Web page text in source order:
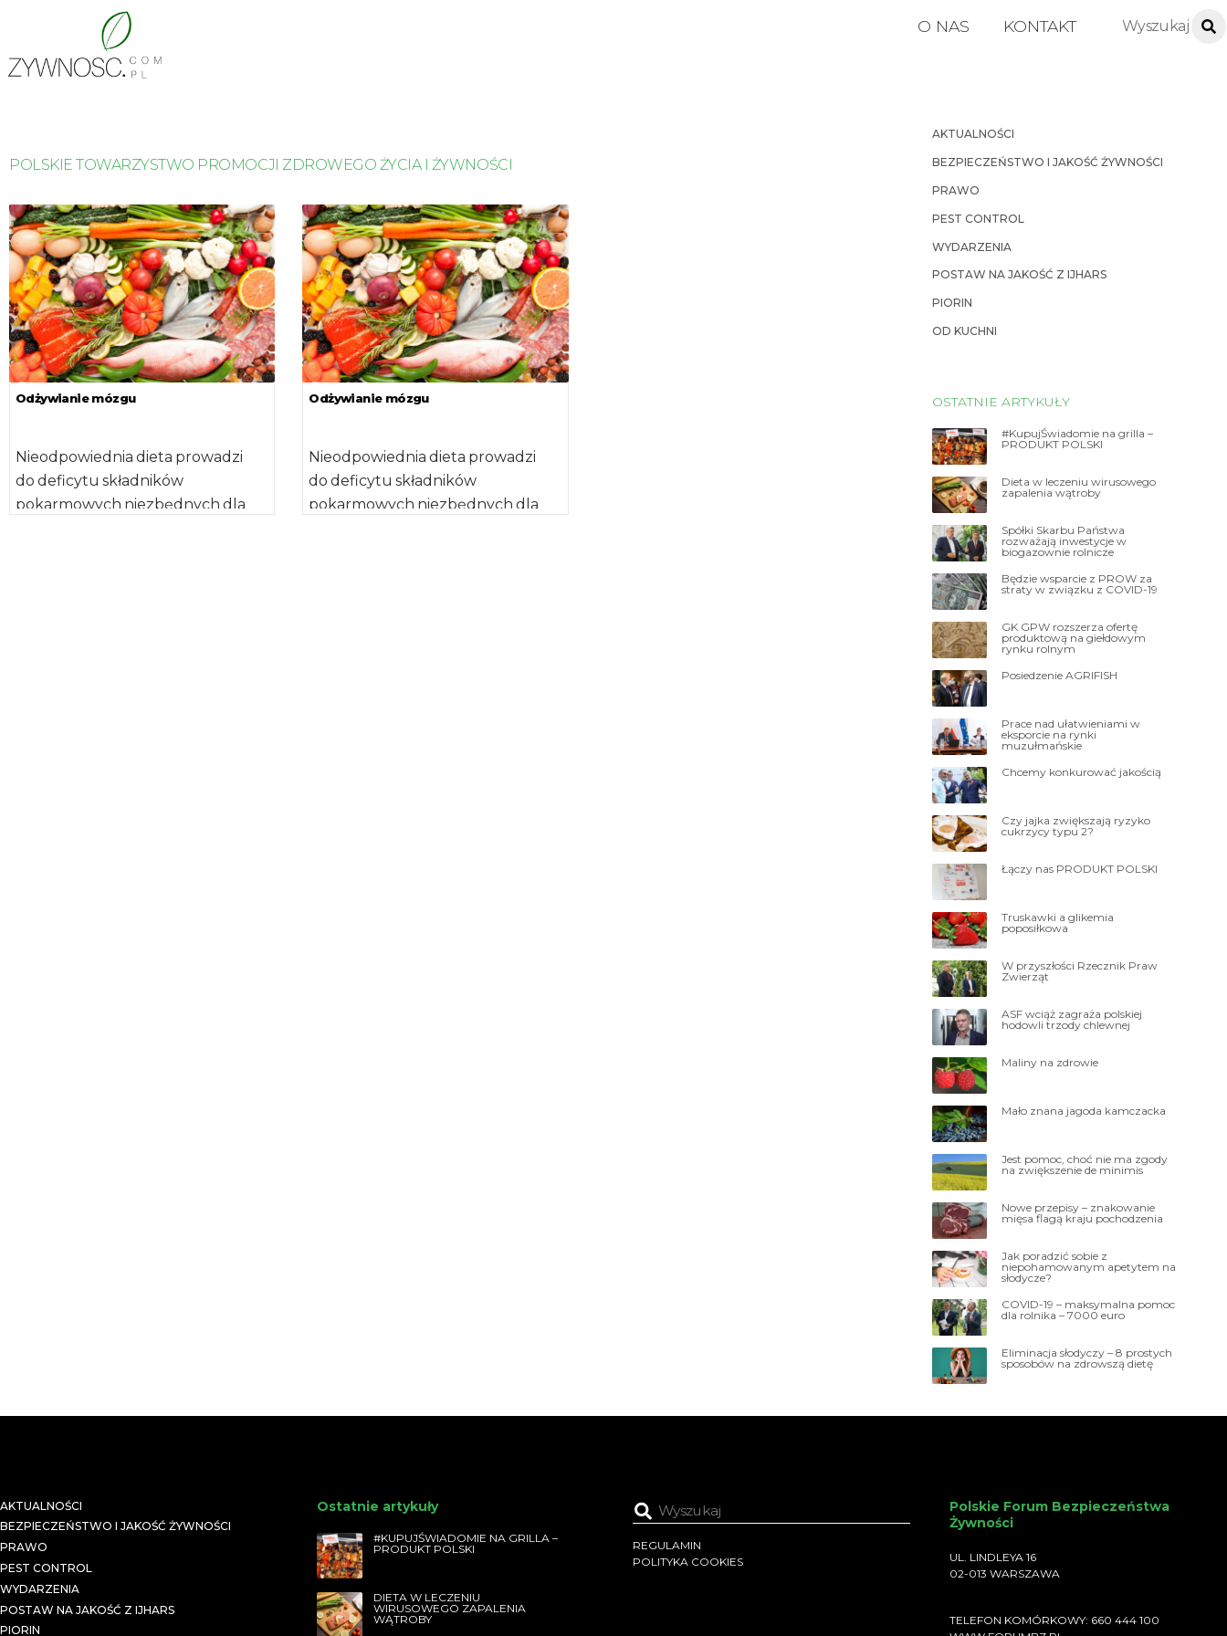
O NAS KONTAKT
POLSKIE TOWARZYSTWO PROMOCJI ZDROWEGO ŻYCIA I ŻYWNOŚCI
Odżywianie mózgu
Nieodpowiednia dieta prowadzi
do deficytu składników
pokarmowych niezbędnych dla
Odżywianie mózgu
Nieodpowiednia dieta prowadzi
do deficytu składników
pokarmowych niezbędnych dla
AKTUALNOŚCI
BEZPIECZEŃSTWO I JAKOŚĆ ŻYWNOŚCI
PRAWO
PEST CONTROL
WYDARZENIA
POSTAW NA JAKOŚĆ Z IJHARS
PIORIN
OD KUCHNI
OSTATNIE ARTYKUŁY
#KupujŚwiadomie na grilla –
PRODUKT POLSKI
Dieta w leczeniu wirusowego
zapalenia wątroby
Spółki Skarbu Państwa
rozważają inwestycje w
biogazownie rolnicze
Będzie wsparcie z PROW za
straty w związku z COVID-19
GK GPW rozszerza ofertę
produktową na giełdowym
rynku rolnym
Posiedzenie AGRIFISH
Prace nad ułatwieniami w
eksporcie na rynki
muzułmańskie
Chcemy konkurować jakością
Czy jajka zwiększają ryzyko
cukrzycy typu 2?
Łączy nas PRODUKT POLSKI
Truskawki a glikemia
poposiłkowa
W przyszłości Rzecznik Praw
Zwierząt
ASF wciąż zagraża polskiej
hodowli trzody chlewnej
Maliny na zdrowie
Mało znana jagoda kamczacka
Jest pomoc, choć nie ma zgody
na zwiększenie de minimis
Nowe przepisy – znakowanie
mięsa flagą kraju pochodzenia
Jak poradzić sobie z
niepohamowanym apetytem na
słodycze?
COVID-19 – maksymalna pomoc
dla rolnika – 7000 euro
Eliminacja słodyczy – 8 prostych
sposobów na zdrowszą dietę
AKTUALNOŚCI
BEZPIECZEŃSTWO I JAKOŚĆ ŻYWNOŚCI
PRAWO
PEST CONTROL
WYDARZENIA
POSTAW NA JAKOŚĆ Z IJHARS
PIORIN
Ostatnie artykuły
#KUPUJŚWIADOMIE NA GRILLA –
PRODUKT POLSKI
DIETA W LECZENIU
WIRUSOWEGO ZAPALENIA
WĄTROBY
REGULAMIN
POLITYKA COOKIES
Polskie Forum Bezpieczeństwa
Żywności
UL. LINDLEYA 16
02-013 WARSZAWA
TELEFON KOMÓRKOWY: 660 444 100